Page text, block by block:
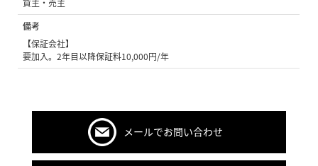
貸主・売主
備考
【保証会社】
要加入。2年目以降保証料10,000円/年
メールでお問い合わせ